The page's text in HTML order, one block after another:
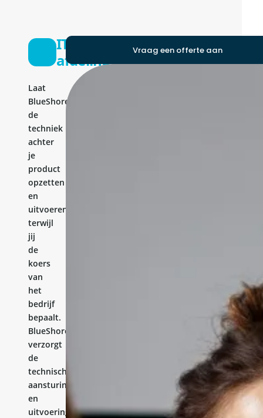
IT-
afdeling
Laat
BlueShores
de
techniek
achter
je
product
opzetten
en
uitvoeren,
terwijl
jij
de
koers
van
het
bedrijf
bepaalt.
BlueShores
verzorgt
de
technische
aansturing
en
uitvoering
Vraag een offerte aan